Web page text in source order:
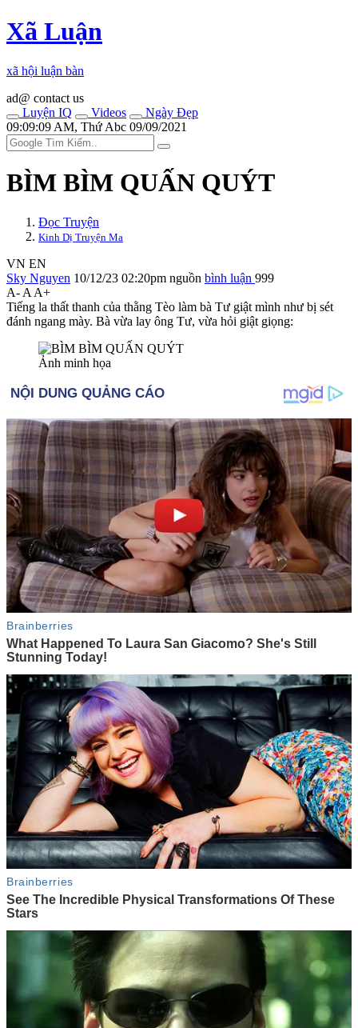
Xã Luận
xã hội luận bàn
ad@ contact us
Luyện IQ
Videos
Ngày Đẹp
09:09:09 AM, Thứ Abc 09/09/2021
BÌM BÌM QUẤN QUÝT
Đọc Truyện
Kinh Dị Truyện Ma
VN EN
Sky Nguyen 10/12/23 02:20pm nguồn bình luận 999
A- A A+
Tiếng la thất thanh của thằng Tèo làm bà Tư giật mình như bị sét
đánh ngang mày. Bà vừa lay ông Tư, vừa hỏi giật giọng:
Ảnh minh họa